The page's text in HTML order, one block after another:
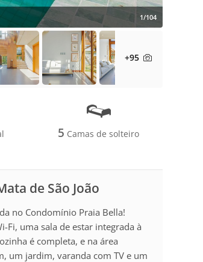
1/104
+95
5 Camas de solteiro
de São João
no Condomínio Praia Bella!
Fi, uma sala de estar integrada à
é completa, e na área
um jardim, varanda com TV e um